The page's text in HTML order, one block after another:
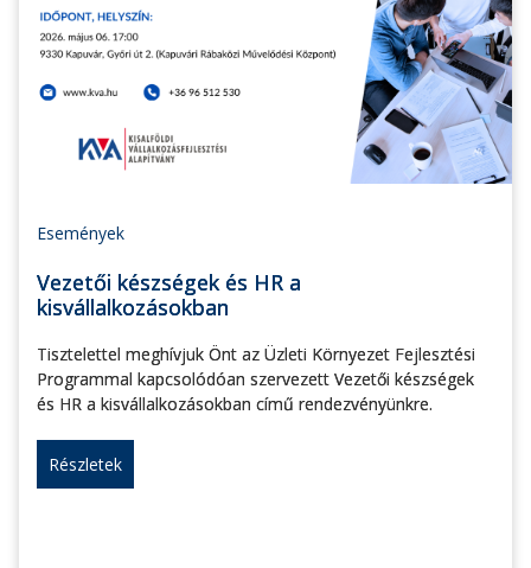
Események
Vezetői készségek és HR a
kisvállalkozásokban
Tisztelettel meghívjuk Önt az Üzleti Környezet Fejlesztési
Programmal kapcsolódóan szervezett Vezetői készségek
és HR a kisvállalkozásokban című rendezvényünkre.
Részletek